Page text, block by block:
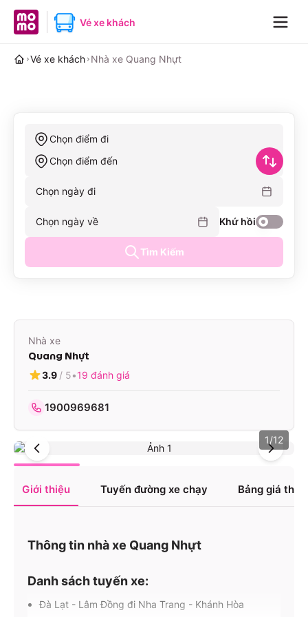
MoMo home pageVé xe khách
Vé xe khách Nhà xe Quang Nhựt
Chọn điểm đi
Chọn điểm đến
Chọn ngày đi
Khứ hồi
Chọn ngày về
Tìm Kiếm
Nhà xe
Quang Nhựt
3.9 / 5•19 đánh giá
1900969681
1/12
Giới thiệu Tuyến đường xe chạy Bảng giá
Thông tin nhà xe Quang Nhựt
Danh sách tuyến xe:
Đà Lạt - Lâm Đồng đi Nha Trang - Khánh Hòa